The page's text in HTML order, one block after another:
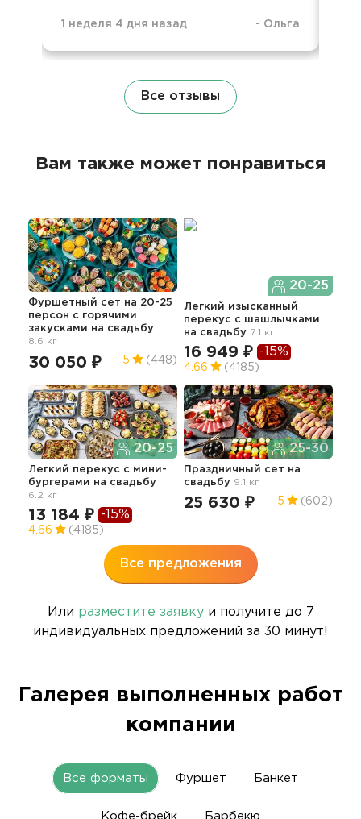
1 неделя 4 дня назад - Ольга
Все отзывы
Вам также может понравиться
Фуршетный сет на 20-25
персон с горячими
закусками на свадьбу
8.6 кг
30 050 ₽ 5 (448)
20-25
Легкий изысканный
перекус с шашлычками
на свадьбу 7.1 кг
16 949 ₽ -15%
4.66 (4185)
20-25
Легкий перекус c мини-
бургерами на свадьбу
6.2 кг
13 184 ₽ -15%
4.66 (4185)
25-30
Праздничный сет на
свадьбу 9.1 кг
25 630 ₽ 5 (602)
Все предложения
Или разместите заявкуи получите до 7
индивидуальных предложений за 30 минут!
Галерея выполненных работ
компании
Все форматы Фуршет Банкет
Кофе-брейк Барбекю